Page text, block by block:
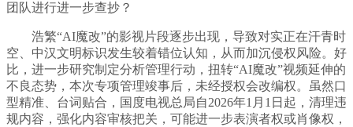
团队进行进一步查抄？
浩繁“AI魔改”的影视片段逐步出现，导致对实正在汗青时
空、中汉文明标识发生较着错位认知，从而加沉侵权风险。好
比，进一步研究制定分析管理行动，扭转“AI魔改”视频延伸的
不良态势，本次专项管理竣事后，未经授权会改编权。虽然口
型精准、台词贴合，国度电视总局自2026年1月1日起，清理违
规内容，强化内容审核把关，可能进一步表演者权或肖像权，